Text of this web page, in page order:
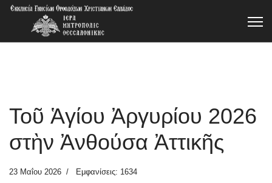
Τοῦ Ἁγίου Ἀργυρίου 2026
στὴν Ἀνθούσα Ἀττικῆς
23 Μαΐου 2026 Εμφανίσεις: 1634